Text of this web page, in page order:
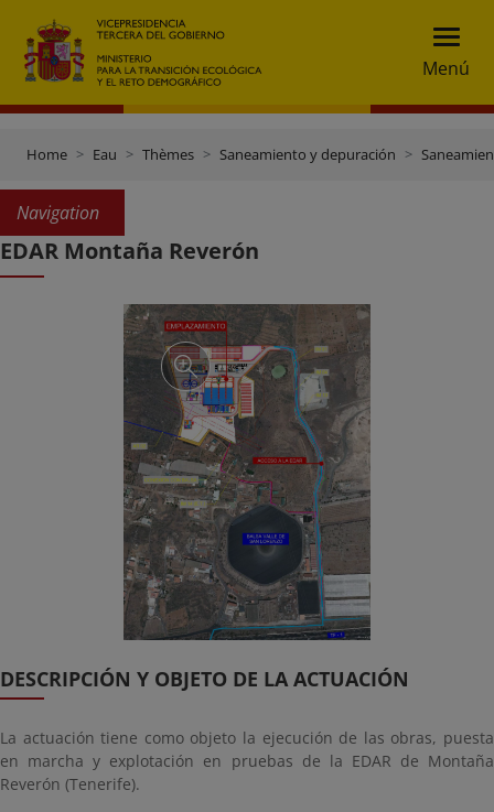
Menú
Home Eau Thèmes Saneamiento y depuración
Navigation
EDAR Montaña Reverón
DESCRIPCIÓN Y OBJETO DE LA ACTUACIÓN
La actuación tiene como objeto la ejecución de las obras, puesta
en marcha y explotación en pruebas de la EDAR de Montaña
Reverón (Tenerife).